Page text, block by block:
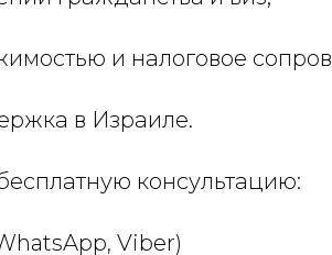
и налоговое
в Израиле.
консультацию:
Viber)